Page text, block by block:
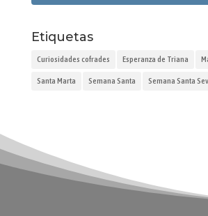
Etiquetas
Curiosidades cofrades Esperanza de Triana
Santa Marta Semana Santa Semana Santa